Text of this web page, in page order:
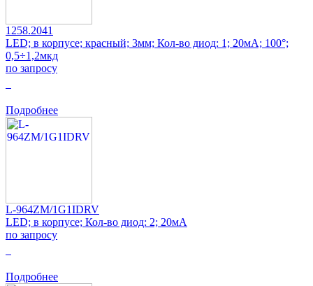
1258.2041
LED; в корпусе; красный; 3мм; Кол-во диод: 1; 20мА; 100°;
0,5÷1,2мкд
по запросу
Подробнее
L-964ZM/1G1IDRV
LED; в корпусе; Кол-во диод: 2; 20мА
по запросу
Подробнее